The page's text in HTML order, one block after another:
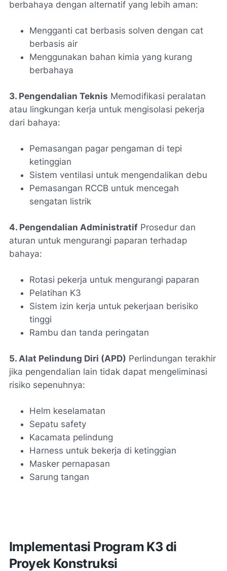
berbahaya dengan alternatif yang lebih aman:
Mengganti cat berbasis solven dengan cat
berbasis air
Menggunakan bahan kimia yang kurang
berbahaya
3. Pengendalian Teknis Memodifikasi peralatan
atau lingkungan kerja untuk mengisolasi pekerja
dari bahaya:
Pemasangan pagar pengaman di tepi
ketinggian
Sistem ventilasi untuk mengendalikan debu
Pemasangan RCCB untuk mencegah
sengatan listrik
4. Pengendalian Administratif Prosedur dan
aturan untuk mengurangi paparan terhadap
bahaya:
Rotasi pekerja untuk mengurangi paparan
Pelatihan K3
Sistem izin kerja untuk pekerjaan berisiko
tinggi
Rambu dan tanda peringatan
5. Alat Pelindung Diri (APD) Perlindungan terakhir
jika pengendalian lain tidak dapat mengeliminasi
risiko sepenuhnya:
Helm keselamatan
Sepatu safety
Kacamata pelindung
Harness untuk bekerja di ketinggian
Masker pernapasan
Sarung tangan
Implementasi Program K3 di
Proyek Konstruksi